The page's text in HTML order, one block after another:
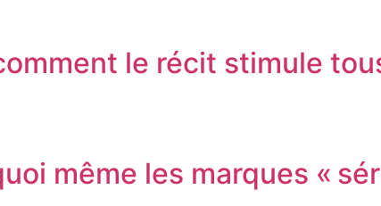
le récit stimule
même les marques «